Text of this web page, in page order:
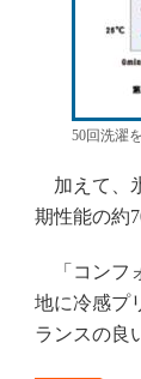
50回洗濯
加えて、
期性能の約
「コンフ
地に冷感プ
ランスの良